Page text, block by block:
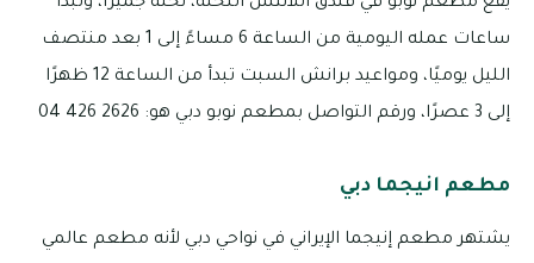
ساعات عمله اليومية من الساعة 6 مساءً إلى 1 بعد منتصف
الليل يوميًا، ومواعيد برانش السبت تبدأ من الساعة 12 ظهرًا
إلى 3 عصرًا، ورقم التواصل بمطعم نوبو دبي هو: 2626 426 04
مطعم انيجما دبي
يشتهر مطعم إنيجما الإيراني في نواحي دبي لأنه مطعم عالمي